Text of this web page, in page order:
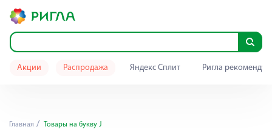
Акции Распродажа Яндекс Сплит Ригла
Главная Товары на букву J